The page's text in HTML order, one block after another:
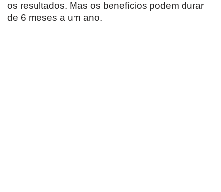
os resultados. Mas os benefícios podem durar
de 6 meses a um ano.